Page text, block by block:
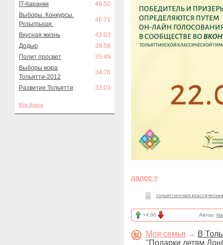
IT-баранки
48.50
Выборы. Конкурсы.
Розыгрыши.
46.71
Вкусная жизнь
43.03
Додыр
39.58
Полит просвет
35.49
Выборы мэра
Тольятти-2012
34.76
Развитие Тольятти 33.03
Все блоги
далее »
тольяттинская
+4.00 Автор:
Моя семья → В
"Подарки детям